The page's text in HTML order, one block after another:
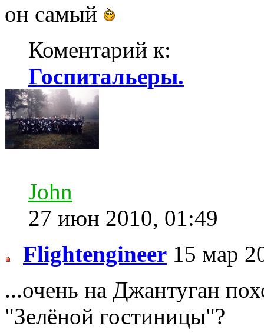
он самый
Коментарий к:
Госпитальеры.
John
27 июн 2010, 01:49
Flightengineer 15 мар
...очень на Джантуган
"Зелёной гостиницы"?